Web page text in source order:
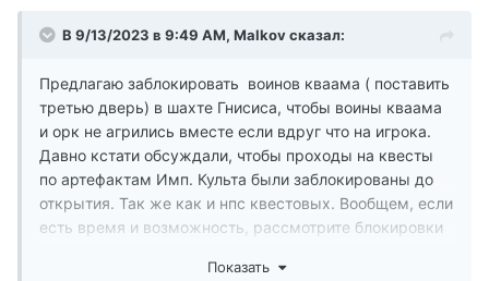
В 9/13/2023 в 9:49 AM, Malkovсказал:
Предлагаю заблокировать воинов кваама ( поставить
третью дверь) в шахте Гнисиса, чтобы воины кваама
и орк не агрились вместе если вдруг что на игрока.
Давно кстати обсуждали, чтобы проходы на квесты
по артефактам Имп. Культа были заблокированы до
открытия. Так же как и нпс квестовых. Вообщем, если
есть время и возможность, рассмотрите блокировки
Показать